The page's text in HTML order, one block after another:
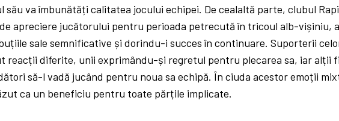
său va îmbunătăți calitatea jocului echipei. De cealaltă parte, clubul
apreciere jucătorului pentru perioada petrecută în tricoul alb-vișiniu,
sale semnificative și dorindu-i succes în continuare. Suporterii
reacții diferite, unii exprimându-și regretul pentru plecarea sa, iar alții
să-l vadă jucând pentru noua sa echipă. În ciuda acestor emoții
ca un beneficiu pentru toate părțile implicate.